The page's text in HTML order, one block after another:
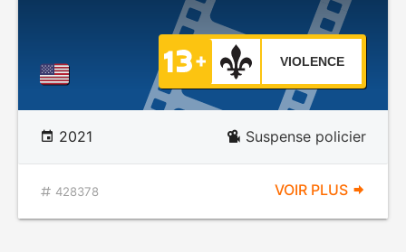
VIOLENCE
2021 Suspense policier
428378 VOIR PLUS